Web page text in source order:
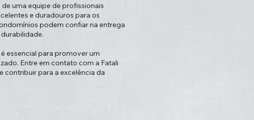
uma equipe de profissionais
e duradouros para os
podem confiar na entrega
essencial para promover um
Entre em contato com a Fatali
contribuir para a excelência da